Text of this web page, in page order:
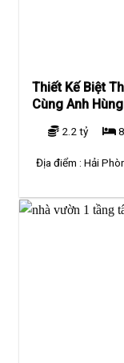
Thiết Kế Biệt
Cùng Anh Hùng
2.2 tỷ 8
Địa điểm :Hải